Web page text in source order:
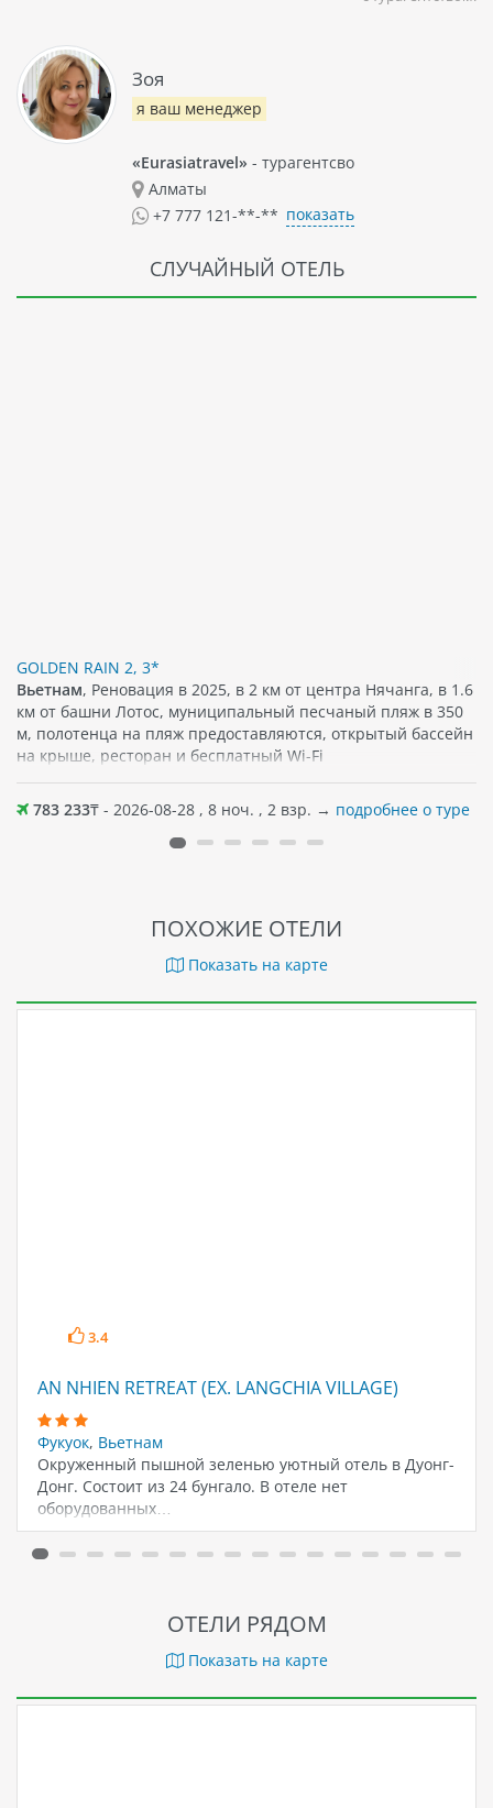
Зоя
я ваш менеджер
«Eurasiatravel» - турагентсво
Алматы
+7 777 121-**-** показать
СЛУЧАЙНЫЙ ОТЕЛЬ
GOLDEN RAIN 2, 3*
Вьетнам, Реновация в 2025, в 2 км от центра Нячанга, в 1.6
км от башни Лотос, муниципальный песчаный пляж в 350
м, полотенца на пляж предоставляются, открытый бассейн
на крыше, ресторан и бесплатный Wi-Fi
783 233₸ - 2026-08-28 , 8 ноч. , 2 взр. → подробнее о туре
ПОХОЖИЕ ОТЕЛИ
Показать на карте
3.4
AN NHIEN RETREAT (EX. LANGCHIA VILLAGE)
Фукуок, Вьетнам
Окруженный пышной зеленью уютный отель в Дуонг-
Донг. Состоит из 24 бунгало. В отеле нет
оборудованных…
ОТЕЛИ РЯДОМ
Показать на карте